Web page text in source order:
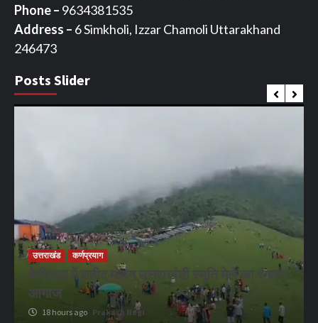
Phone – 9634381535
Address – 6 Simkholi, Izzar Chamoli Uttarakhand
246473
Posts Slider
उत्तराखंड कर्णप्रयाग
बेनीताल में शहीद मोहन उत्तराखंडी स्मृति मेले का रंगारंग
आगाज
18 hours ago Prakash Negi